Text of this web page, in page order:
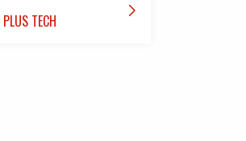
PLUS TECH 